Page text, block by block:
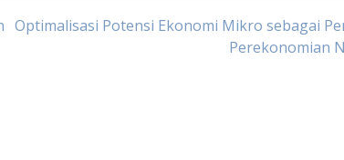
Optimalisasi Potensi Ekonomi Mikro sebagai
Perekonomian